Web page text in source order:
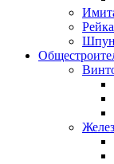
Рейка